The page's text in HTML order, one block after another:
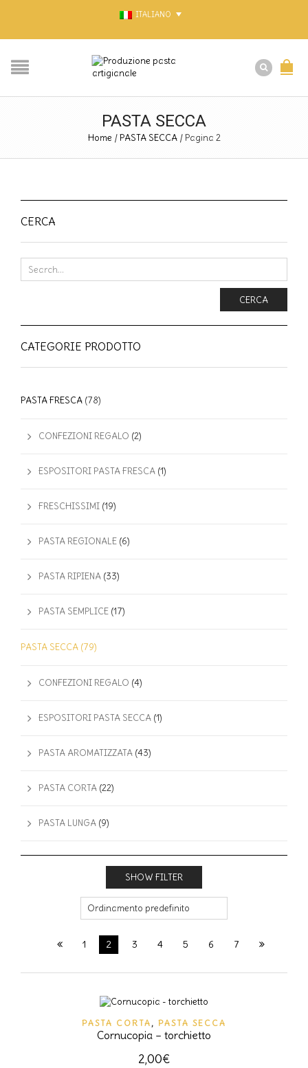
ITALIANO
PASTA SECCA
Home / PASTA SECCA /Pagina 2
SHOW FILTER
1 2 3 4 5 6 7
PASTA CORTA , PASTA SECCA
Cornucopia – torchietto
2,00€
CERCA
CERCA
CATEGORIE PRODOTTO
PASTA FRESCA (78)
CONFEZIONI REGALO (2)
ESPOSITORI PASTA FRESCA (1)
FRESCHISSIMI (19)
PASTA REGIONALE (6)
PASTA RIPIENA (33)
PASTA SEMPLICE (17)
PASTA SECCA (79)
CONFEZIONI REGALO (4)
ESPOSITORI PASTA SECCA (1)
PASTA AROMATIZZATA (43)
PASTA CORTA (22)
PASTA LUNGA (9)